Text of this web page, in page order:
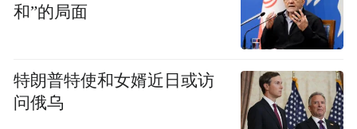
绿树红墙琉璃瓦，肆无忌惮地闯入视线。
而藏在路边老建筑里的咖啡馆、杂货铺、书
和”的局面
特朗普特使和女婿近日或访
问俄乌